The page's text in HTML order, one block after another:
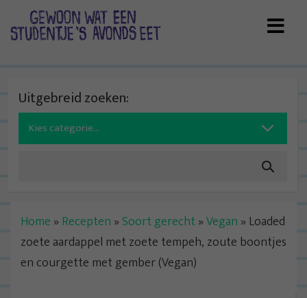
Uitgebreid zoeken:
Search
for:
Home » Recepten » Soort gerecht»Vegan » Loaded
zoete aardappel met zoete tempeh, zoute boontjes
en courgette met gember (Vegan)